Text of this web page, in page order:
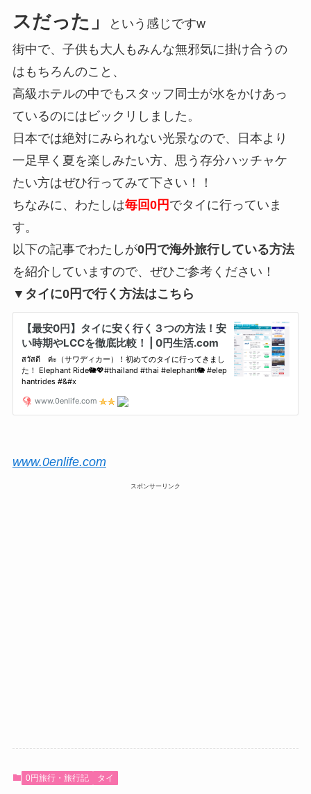
スだった」
という感じですw
街中で、子供も大人もみんな無邪気に掛け合うの
はもちろんのこと、
高級ホテルの中でもスタッフ同士が水をかけあっ
ているのにはビックリしました。
日本では絶対にみられない光景なので、日本より
一足早く夏を楽しみたい方、思う存分ハッチャケ
たい方はぜひ行ってみて下さい！！
ちなみに、わたしは毎回0円 でタイに行っていま
す。
以下の記事でわたしが0円で海外旅行している方法
を紹介していますので、ぜひご参考ください！
▼タイに0円で行く方法はこちら
www.0enlife.com
スポンサーリンク
0円旅行・旅行記 タイ